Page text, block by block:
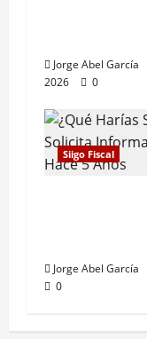
Jorge Abel García
2026
0
Siigo Fiscal
Jorge Abel García
0